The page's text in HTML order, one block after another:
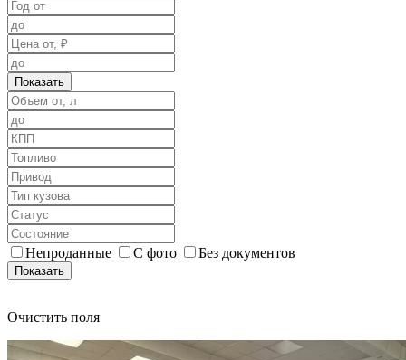
Показать
Непроданные С фото Без документов
Показать
Очистить поля